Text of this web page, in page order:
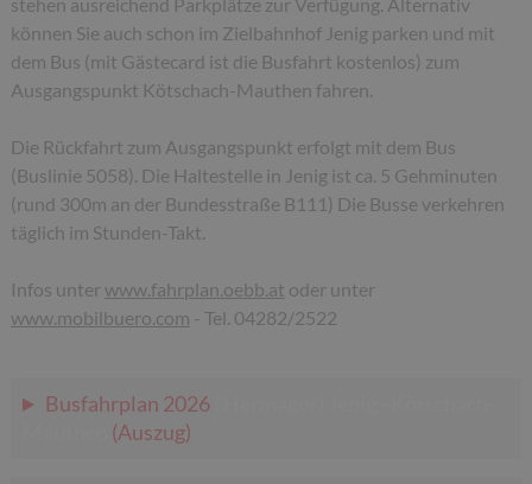
können Sie auch schon im Zielbahnhof Jenig parken und mit
dem Bus (mit Gästecard ist die Busfahrt kostenlos) zum
Ausgangspunkt Kötschach-Mauthen fahren.
Die Rückfahrt zum Ausgangspunkt erfolgt mit dem Bus
(Buslinie 5058). Die Haltestelle in Jenig ist ca. 5 Gehminuten
(rund 300m an der Bundesstraße B111) Die Busse verkehren
täglich im Stunden-Takt.
Infos unter www.fahrplan.oebb.at oder unter
www.mobilbuero.com - Tel. 04282/2522
Busfahrplan 2026
(Auszug)